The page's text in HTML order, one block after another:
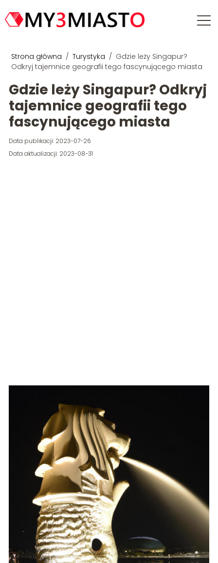
Strona główna / Turystyka / Gdzie leży Singapur?
Odkryj tajemnice geografii tego fascynującego miasta
Gdzie leży Singapur? Odkryj
tajemnice geografii tego
fascynującego miasta
Data publikacji: 2023-07-26
Data aktualizacji: 2023-08-31